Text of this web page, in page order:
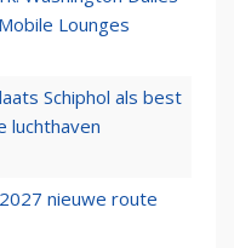
Lounges
Schiphol als best
luchthaven
nieuwe route